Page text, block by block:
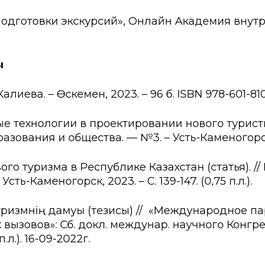
экскурсий», Онлайн Академия
– Өскемен, 2023. – 96 б. ISBN 978-601-
в проектировании нового
и общества. — №3. – Усть-Каменогорск,
туризма в Республике Казахстан (статья).
Каменогорск, 2023. – С. 139-147. (0,75 п.л.).
дамуы (тезисы) // «Международное
Сб. докл. междунар. научного
16-09-2022г.